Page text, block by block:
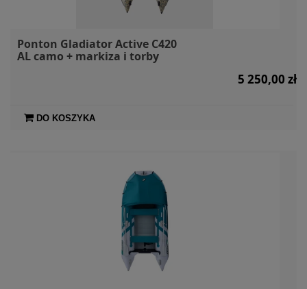
Ponton Gladiator Active C420
AL camo + markiza i torby
5 250,00 zł
DO KOSZYKA